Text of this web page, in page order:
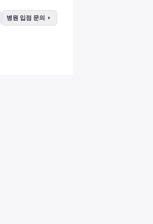
병원 입점 문의 arrow_right